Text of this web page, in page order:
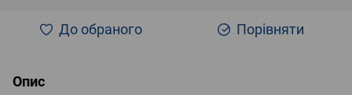
До обраного Порівняти
Опис